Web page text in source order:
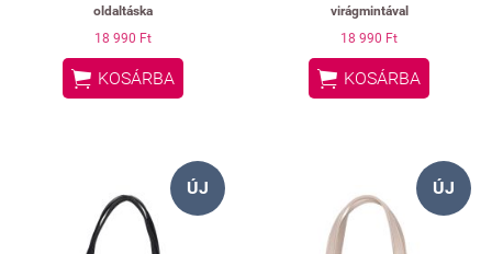
oldaltáska
18 990 Ft
 KOSÁRBA
virágmintával
18 990 Ft
 KOSÁRBA
ÚJ ÚJ